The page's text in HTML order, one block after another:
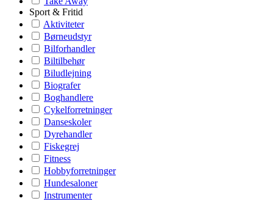
Sport & Fritid
Aktiviteter
Børneudstyr
Bilforhandler
Biltilbehør
Biludlejning
Biografer
Boghandlere
Cykelforretninger
Danseskoler
Dyrehandler
Fiskegrej
Fitness
Hobbyforretninger
Hundesaloner
Instrumenter